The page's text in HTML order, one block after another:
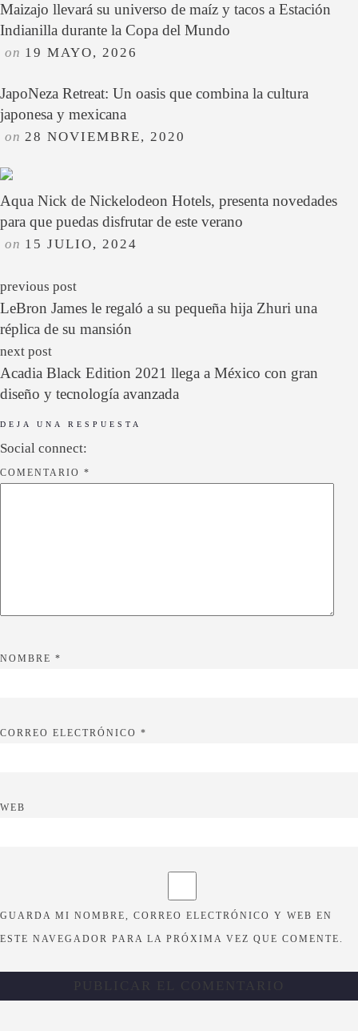
Maizajo llevará su universo de maíz y tacos a Estación
Indianilla durante la Copa del Mundo
on 19 MAYO, 2026
JapoNeza Retreat: Un oasis que combina la cultura
japonesa y mexicana
on 28 NOVIEMBRE, 2020
Aqua Nick de Nickelodeon Hotels, presenta novedades
para que puedas disfrutar de este verano
on 15 JULIO, 2024
previous post
LeBron James le regaló a su pequeña hija Zhuri una
réplica de su mansión
next post
Acadia Black Edition 2021 llega a México con gran
diseño y tecnología avanzada
DEJA UNA RESPUESTA
Social connect:
COMENTARIO *
NOMBRE *
CORREO ELECTRÓNICO *
WEB
GUARDA MI NOMBRE, CORREO ELECTRÓNICO Y WEB EN
ESTE NAVEGADOR PARA LA PRÓXIMA VEZ QUE COMENTE.